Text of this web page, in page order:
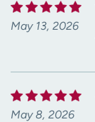
May 13, 2026
May 8, 2026